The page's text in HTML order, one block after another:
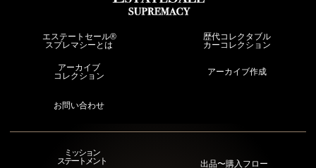
エステートセール®︎
スプレマシーとは
歴代コレクタブル
カーコレクション
アーカイブ
コレクション
アーカイブ作成
お問い合わせ
ミッション
ステートメント
出品〜購入フロー